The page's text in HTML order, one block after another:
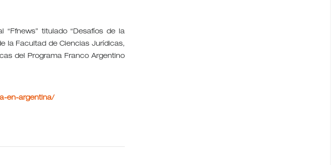
titulado “Desafíos de la
la Facultad de Ciencias Jurídicas,
del Programa Franco Argentino
en-argentina/